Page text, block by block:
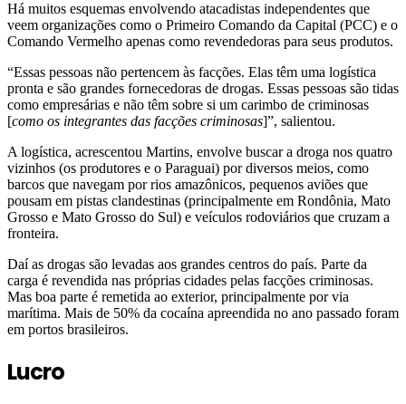
Há muitos esquemas envolvendo atacadistas independentes que
veem organizações como o Primeiro Comando da Capital (PCC) e o
Comando Vermelho apenas como revendedoras para seus produtos.
“Essas pessoas não pertencem às facções. Elas têm uma logística
pronta e são grandes fornecedoras de drogas. Essas pessoas são tidas
como empresárias e não têm sobre si um carimbo de criminosas
[como os integrantes das facções criminosas]”, salientou.
A logística, acrescentou Martins, envolve buscar a droga nos quatro
vizinhos (os produtores e o Paraguai) por diversos meios, como
barcos que navegam por rios amazônicos, pequenos aviões que
pousam em pistas clandestinas (principalmente em Rondônia, Mato
Grosso e Mato Grosso do Sul) e veículos rodoviários que cruzam a
fronteira.
Daí as drogas são levadas aos grandes centros do país. Parte da
carga é revendida nas próprias cidades pelas facções criminosas.
Mas boa parte é remetida ao exterior, principalmente por via
marítima. Mais de 50% da cocaína apreendida no ano passado foram
em portos brasileiros.
Lucro